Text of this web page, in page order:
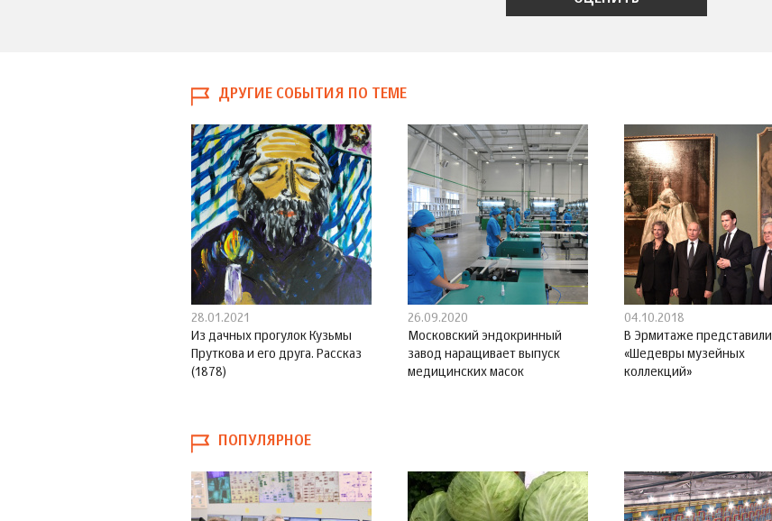
ДРУГИЕ СОБЫТИЯ ПО ТЕМЕ
28.01.2021
Из дачных прогулок Кузьмы
Пруткова и его друга. Рассказ
(1878)
26.09.2020
Московский эндокринный
завод наращивает выпуск
медицинских масок
04.10.2018
В Эрмитаже представили
«Шедевры музейных
коллекций»
ПОПУЛЯРНОЕ